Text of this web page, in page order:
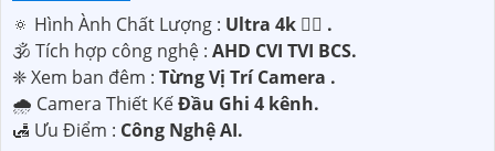
🔅 Hình Ành Chất Lượng : Ultra 4k 👍🏾 .
🕉️ Tích hợp công nghệ : AHD CVI TVI BCS.
❈ Xem ban đêm : Từng Vị Trí Camera .
🌧️ Camera Thiết KếĐầu Ghi 4 kênh.
️🛃 Ưu Điểm : Công Nghệ AI.